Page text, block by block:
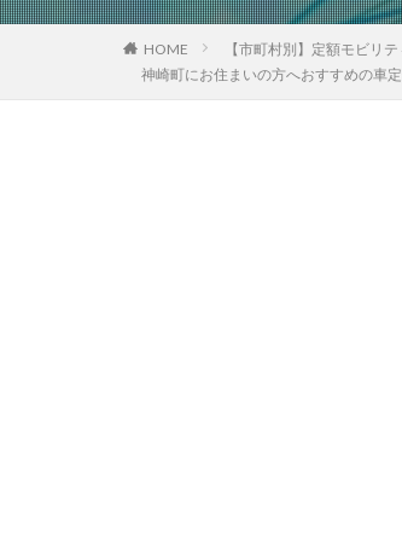
HOME
【市町村別】定額モビリ
神崎町にお住まいの方へおすすめの車